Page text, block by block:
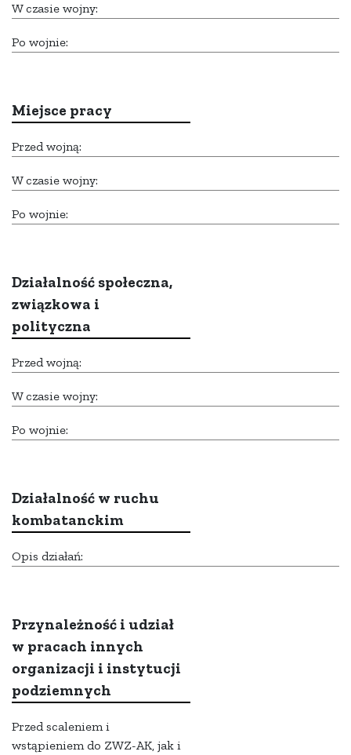
W czasie wojny:
Po wojnie:
Miejsce pracy
Przed wojną:
W czasie wojny:
Po wojnie:
Działalność społeczna,
związkowa i
polityczna
Przed wojną:
W czasie wojny:
Po wojnie:
Działalność w ruchu
kombatanckim
Opis działań:
Przynależność i udział
w pracach innych
organizacji i instytucji
podziemnych
Przed scaleniem i
wstąpieniem do ZWZ-AK, jak i